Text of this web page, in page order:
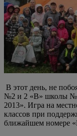
В этот день, не
№2 и 2 «В» школы
2013». Игра на
классов при
ближайшем номере